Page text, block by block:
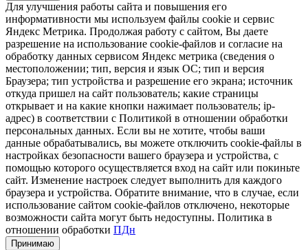
Для улучшения работы сайта и повышения его
информативности мы используем файлы cookie и сервис
Яндекс Метрика. Продолжая работу с сайтом, Вы даете
разрешение на использование cookie-файлов и согласие на
обработку данных сервисом Яндекс метрика (сведения о
местоположении; тип, версия и язык ОС; тип и версия
Браузера; тип устройства и разрешение его экрана; источник
откуда пришел на сайт пользователь; какие страницы
открывает и на какие кнопки нажимает пользователь; ip-
адрес) в соответствии с Политикой в отношении обработки
персональных данных. Если вы не хотите, чтобы ваши
данные обрабатывались, вы можете отключить cookie-файлы в
настройках безопасности вашего браузера и устройства, с
помощью которого осуществляется вход на сайт или покиньте
сайт. Изменение настроек следует выполнить для каждого
браузера и устройства. Обратите внимание, что в случае, если
использование сайтом cookie-файлов отключено, некоторые
возможности сайта могут быть недоступны. Политика в
отношении обработки ПДн
Принимаю